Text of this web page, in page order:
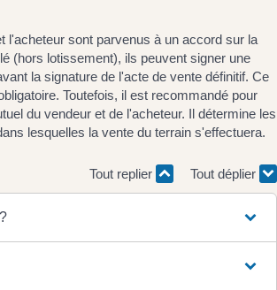
l'acheteur sont parvenus à un accord sur la
(hors lotissement), ils peuvent signer une
la signature de l'acte de vente définitif. Ce
Toutefois, il est recommandé pour
du vendeur et de l'acheteur. Il détermine les
lesquelles la vente du terrain s'effectuera.
Tout replier Tout déplier